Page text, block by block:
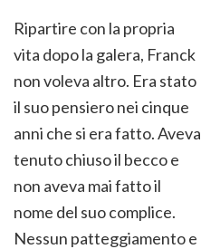
Ripartire con la propria
vita dopo la galera, Franck
non voleva altro. Era stato
il suo pensiero nei cinque
anni che si era fatto. Aveva
tenuto chiuso il becco e
non aveva mai fatto il
nome del suo complice.
Nessun patteggiamento e